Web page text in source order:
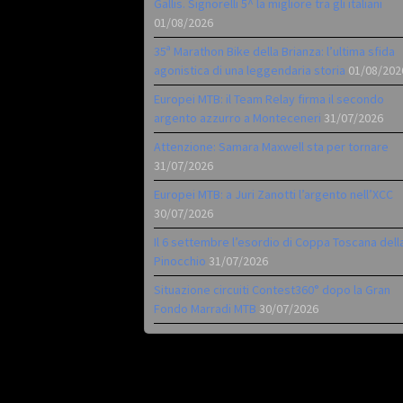
Gallis. Signorelli 5^ la migliore tra gli italiani
01/08/2026
35ª Marathon Bike della Brianza: l’ultima sfida
agonistica di una leggendaria storia 01/08/
Europei MTB: il Team Relay firma il secondo
argento azzurro a Monteceneri 31/07/2026
Attenzione: Samara Maxwell sta per tornare
31/07/2026
Europei MTB: a Juri Zanotti l’argento nell’XCC
30/07/2026
Il 6 settembre l’esordio di Coppa Toscana
Pinocchio 31/07/2026
Situazione circuiti Contest360° dopo la Gran
Fondo Marradi MTB 30/07/2026